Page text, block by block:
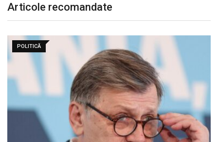
Articole recomandate
POLITICĂ
Președintele Nicușor Dan transmite partidelor să
„renunțe la…